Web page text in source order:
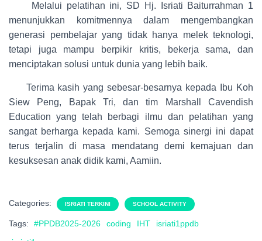
Melalui pelatihan ini, SD Hj. Isriati Baiturrahman 1
menunjukkan komitmennya dalam mengembangkan
generasi pembelajar yang tidak hanya melek teknologi,
tetapi juga mampu berpikir kritis, bekerja sama, dan
menciptakan solusi untuk dunia yang lebih baik.
Terima kasih yang sebesar-besarnya kepada Ibu Koh
Siew Peng, Bapak Tri, dan tim Marshall Cavendish
Education yang telah berbagi ilmu dan pelatihan yang
sangat berharga kepada kami. Semoga sinergi ini dapat
terus terjalin di masa mendatang demi kemajuan dan
kesuksesan anak didik kami, Aamiin.
Categories: ISRIATI TERKINI SCHOOL ACTIVITY
Tags: #PPDB2025-2026 coding IHT
isriati1ppdb